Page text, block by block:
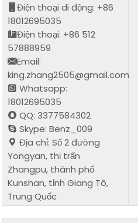
Điện thoại di động: +86
18012695035
Điện thoại: +86 512
57888959
Email:
king.zhang2505@gmail.com
Whatsapp:
18012695035
QQ: 3377584302
Skype: Benz_009
Địa chỉ: Số 2 đường
Yongyan, thị trấn
Zhangpu, thành phố
Kunshan, tỉnh Giang Tô,
Trung Quốc